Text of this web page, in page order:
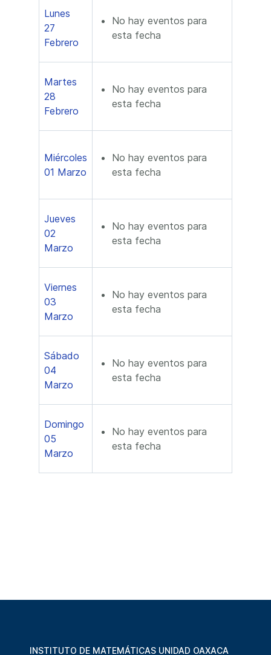
Lunes
27
Febrero
No hay eventos para
esta fecha
Martes
28
Febrero
No hay eventos para
esta fecha
Miércoles
01 Marzo
No hay eventos para
esta fecha
Jueves
02
Marzo
No hay eventos para
esta fecha
Viernes
03
Marzo
No hay eventos para
esta fecha
Sábado
04
Marzo
No hay eventos para
esta fecha
Domingo
05
Marzo
No hay eventos para
esta fecha
INSTITUTO DE MATEMÁTICAS UNIDAD OAXACA